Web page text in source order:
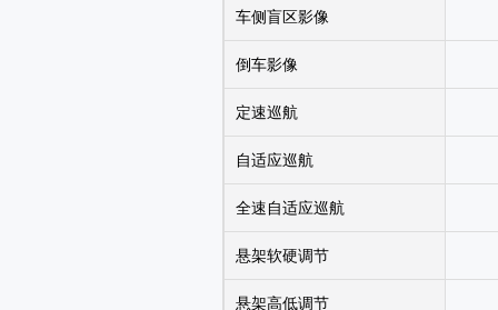
车侧盲区影像
倒车影像
定速巡航
自适应巡航
全速自适应巡航
悬架软硬调节
悬架高低调节